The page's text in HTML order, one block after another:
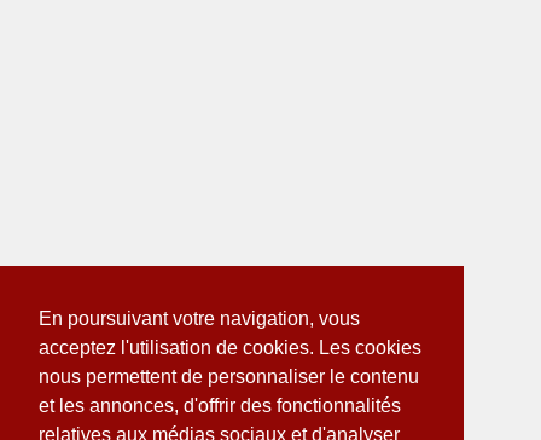
En poursuivant votre navigation, vous
acceptez l'utilisation de cookies. Les cookies
nous permettent de personnaliser le contenu
et les annonces, d'offrir des fonctionnalités
relatives aux médias sociaux et d'analyser